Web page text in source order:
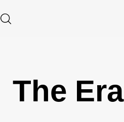
Type and hit enter
The